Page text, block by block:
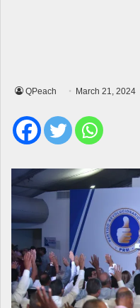
QPeach March 21, 2024